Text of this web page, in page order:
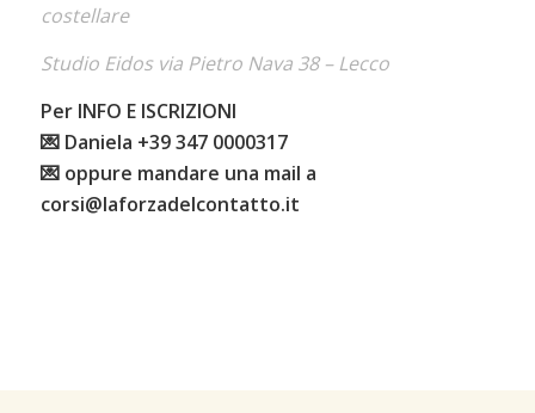
costellare
Studio Eidos via Pietro Nava 38 – Lecco
Per INFO E ISCRIZIONI
💌 Daniela +39 347 0000317
💌 oppure mandare una mail a
corsi@laforzadelcontatto.it